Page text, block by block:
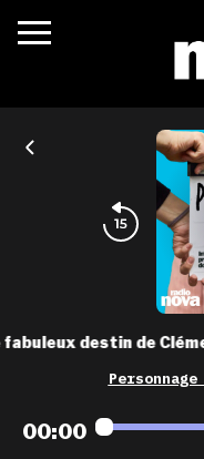
c’était quoi
actualités
podcasts
fréquences
nova aime
les grilles
playlists
fabuleux destin de
00:00